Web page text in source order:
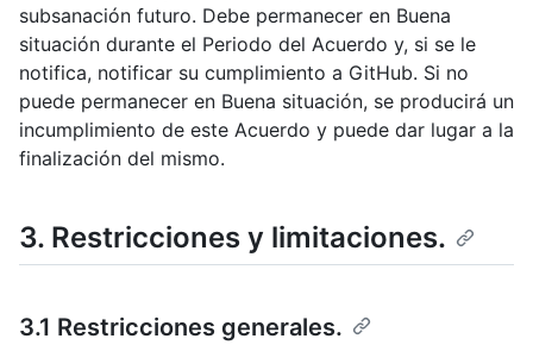
subsanación futuro. Debe permanecer en Buena
situación durante el Periodo del Acuerdo y, si se le
notifica, notificar su cumplimiento a GitHub. Si no
puede permanecer en Buena situación, se producirá un
incumplimiento de este Acuerdo y puede dar lugar a la
finalización del mismo.
3. Restricciones y limitaciones.
3.1 Restricciones generales.